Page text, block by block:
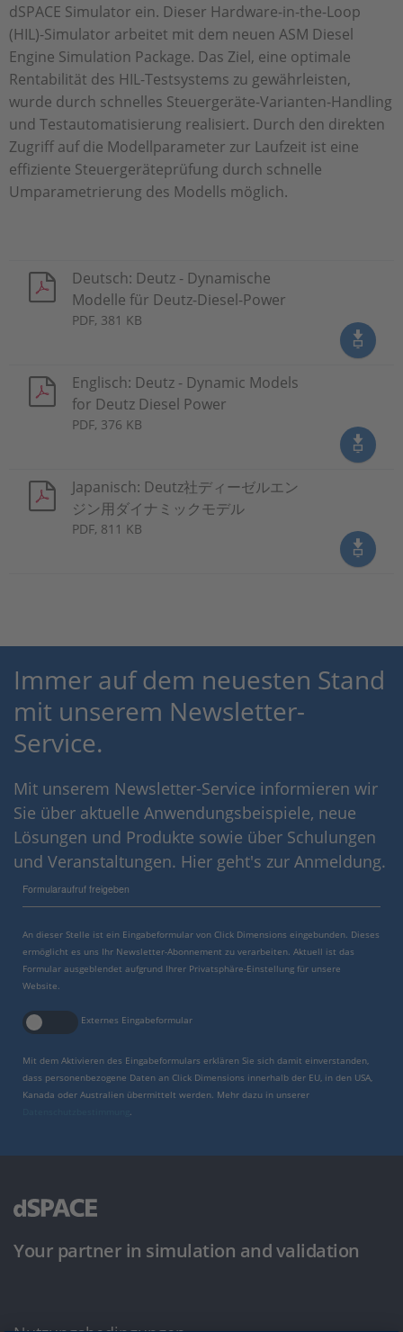
dSPACE Simulator ein. Dieser Hardware-in-the-Loop
(HIL)-Simulator arbeitet mit dem neuen ASM Diesel
Engine Simulation Package. Das Ziel, eine optimale
Rentabilität des HIL-Testsystems zu gewährleisten,
wurde durch schnelles Steuergeräte-Varianten-Handling
und Testautomatisierung realisiert. Durch den direkten
Zugriff auf die Modellparameter zur Laufzeit ist eine
effiziente Steuergeräteprüfung durch schnelle
Umparametrierung des Modells möglich.
Deutsch: Deutz - Dynamische
Modelle für Deutz-Diesel-Power
PDF, 381 KB
Englisch: Deutz - Dynamic Models
for Deutz Diesel Power
PDF, 376 KB
Japanisch: Deutz社ディーゼルエン
ジン用ダイナミックモデル
PDF, 811 KB
Immer auf dem neuesten Stand
mit unserem Newsletter-
Service.
Mit unserem Newsletter-Service informieren wir
Sie über aktuelle Anwendungsbeispiele, neue
Lösungen und Produkte sowie über Schulungen
und Veranstaltungen. Hier geht's zur Anmeldung.
Formularaufruf freigeben
An dieser Stelle ist ein Eingabeformular von Click Dimensions eingebunden. Dieses
ermöglicht es uns Ihr Newsletter-Abonnement zu verarbeiten. Aktuell ist das
Formular ausgeblendet aufgrund Ihrer Privatsphäre-Einstellung für unsere
Website.
Externes Eingabeformular
Mit dem Aktivieren des Eingabeformulars erklären Sie sich damit einverstanden,
dass personenbezogene Daten an Click Dimensions innerhalb der EU, in den USA,
Kanada oder Australien übermittelt werden. Mehr dazu in unserer
.
Your partner in simulation and validation